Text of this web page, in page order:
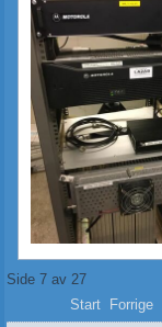
Side 7 av 27
Start Forrige